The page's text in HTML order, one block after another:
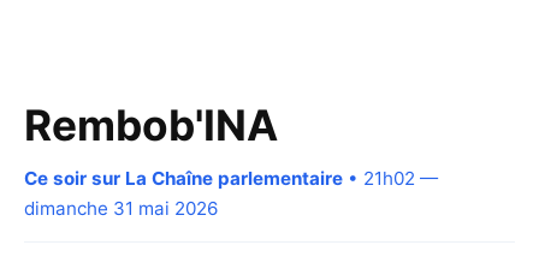
Rembob'INA
Ce soir sur La Chaîne parlementaire • 21h02 —
dimanche 31 mai 2026